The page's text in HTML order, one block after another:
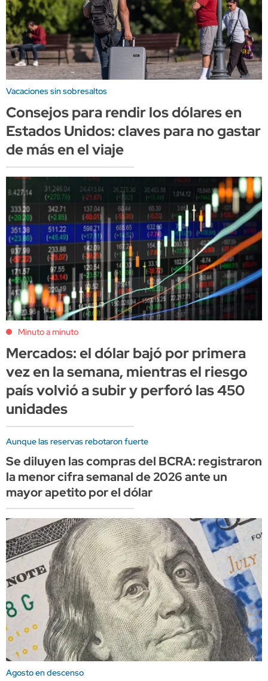
Vacaciones sin sobresaltos
Consejos para rendir los dólares en
Estados Unidos: claves para no gastar
de más en el viaje
Minuto a minuto
Mercados: el dólar bajó por primera
vez en la semana, mientras el riesgo
país volvió a subir y perforó las 450
unidades
Aunque las reservas rebotaron fuerte
Se diluyen las compras del BCRA: registraron
la menor cifra semanal de 2026 ante un
mayor apetito por el dólar
Agosto en descenso